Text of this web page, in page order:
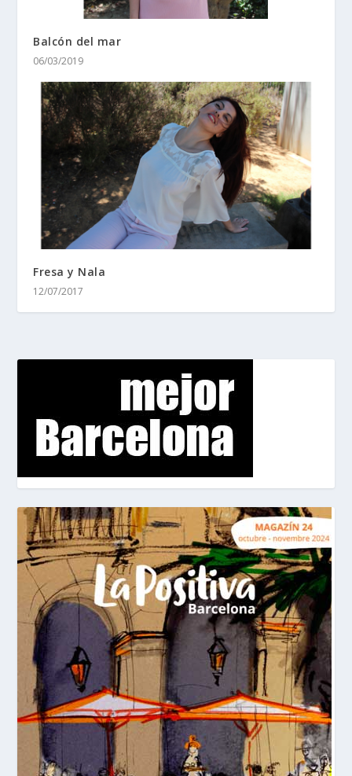
Balcón del mar
06/03/2019
Fresa y Nala
12/07/2017